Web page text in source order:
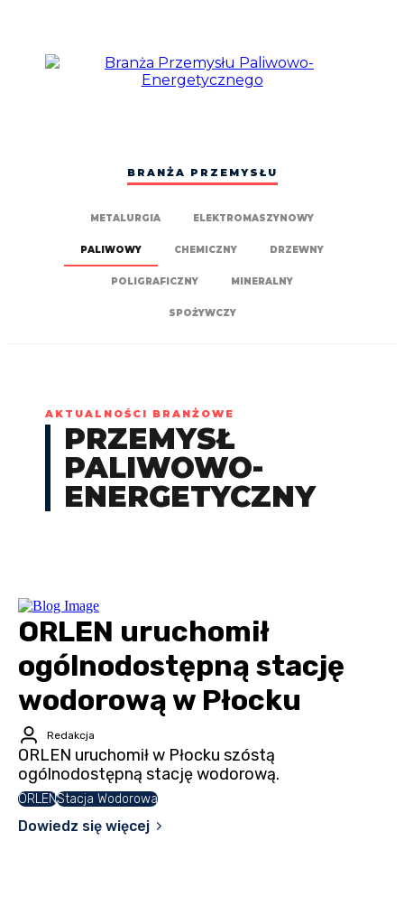
BRANŻA PRZEMYSŁU
METALURGIA ELEKTROMASZYNOWY
PALIWOWY CHEMICZNY DRZEWNY
POLIGRAFICZNY MINERALNY
SPOŻYWCZY
AKTUALNOŚCI BRANŻOWE
PRZEMYSŁ
PALIWOWO-
ENERGETYCZNY
ORLEN uruchomił
ogólnodostępną stację
wodorową w Płocku
Redakcja
ORLEN uruchomił w Płocku szóstą
ogólnodostępną stację wodorową.
ORLENStacja Wodorowa
Dowiedz się więcej